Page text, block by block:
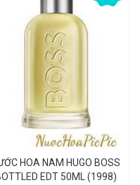
HOA NAM HUGO BOSS
EDT 50ML (1998)